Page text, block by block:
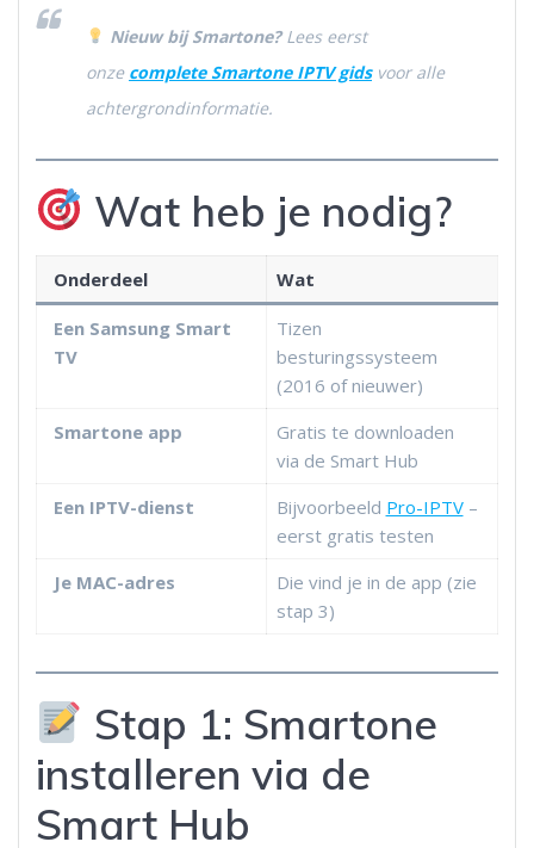
Nieuw bij Smartone?Lees eerst
onze complete Smartone IPTV gidsvoor alle
achtergrondinformatie.
Wat heb je nodig?
Onderdeel Wat
Een Samsung Smart
TV
Tizen
besturingssysteem
(2016 of nieuwer)
Smartone app
Gratis te downloaden
via de Smart Hub
Een IPTV-dienst
Bijvoorbeeld Pro-IPTV–
eerst gratis testen
Je MAC-adres
Die vind je in de app (zie
stap 3)
Stap 1: Smartone
installeren via de
Smart Hub